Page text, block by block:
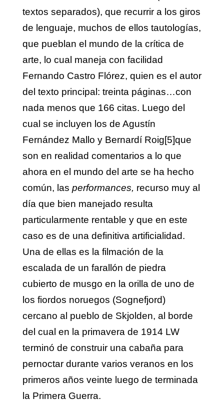
textos separados), que recurrir a los giros
de lenguaje, muchos de ellos tautologías,
que pueblan el mundo de la crítica de
arte, lo cual maneja con facilidad
Fernando Castro Flórez, quien es el autor
del texto principal: treinta páginas…con
nada menos que 166 citas. Luego del
cual se incluyen los de Agustín
Fernández Mallo y Bernardí Roig[5]que
son en realidad comentarios a lo que
ahora en el mundo del arte se ha hecho
común, las performances, recurso muy al
día que bien manejado resulta
particularmente rentable y que en este
caso es de una definitiva artificialidad.
Una de ellas es la filmación de la
escalada de un farallón de piedra
cubierto de musgo en la orilla de uno de
los fiordos noruegos (Sognefjord)
cercano al pueblo de Skjolden, al borde
del cual en la primavera de 1914 LW
terminó de construir una cabaña para
pernoctar durante varios veranos en los
primeros años veinte luego de terminada
la Primera Guerra.